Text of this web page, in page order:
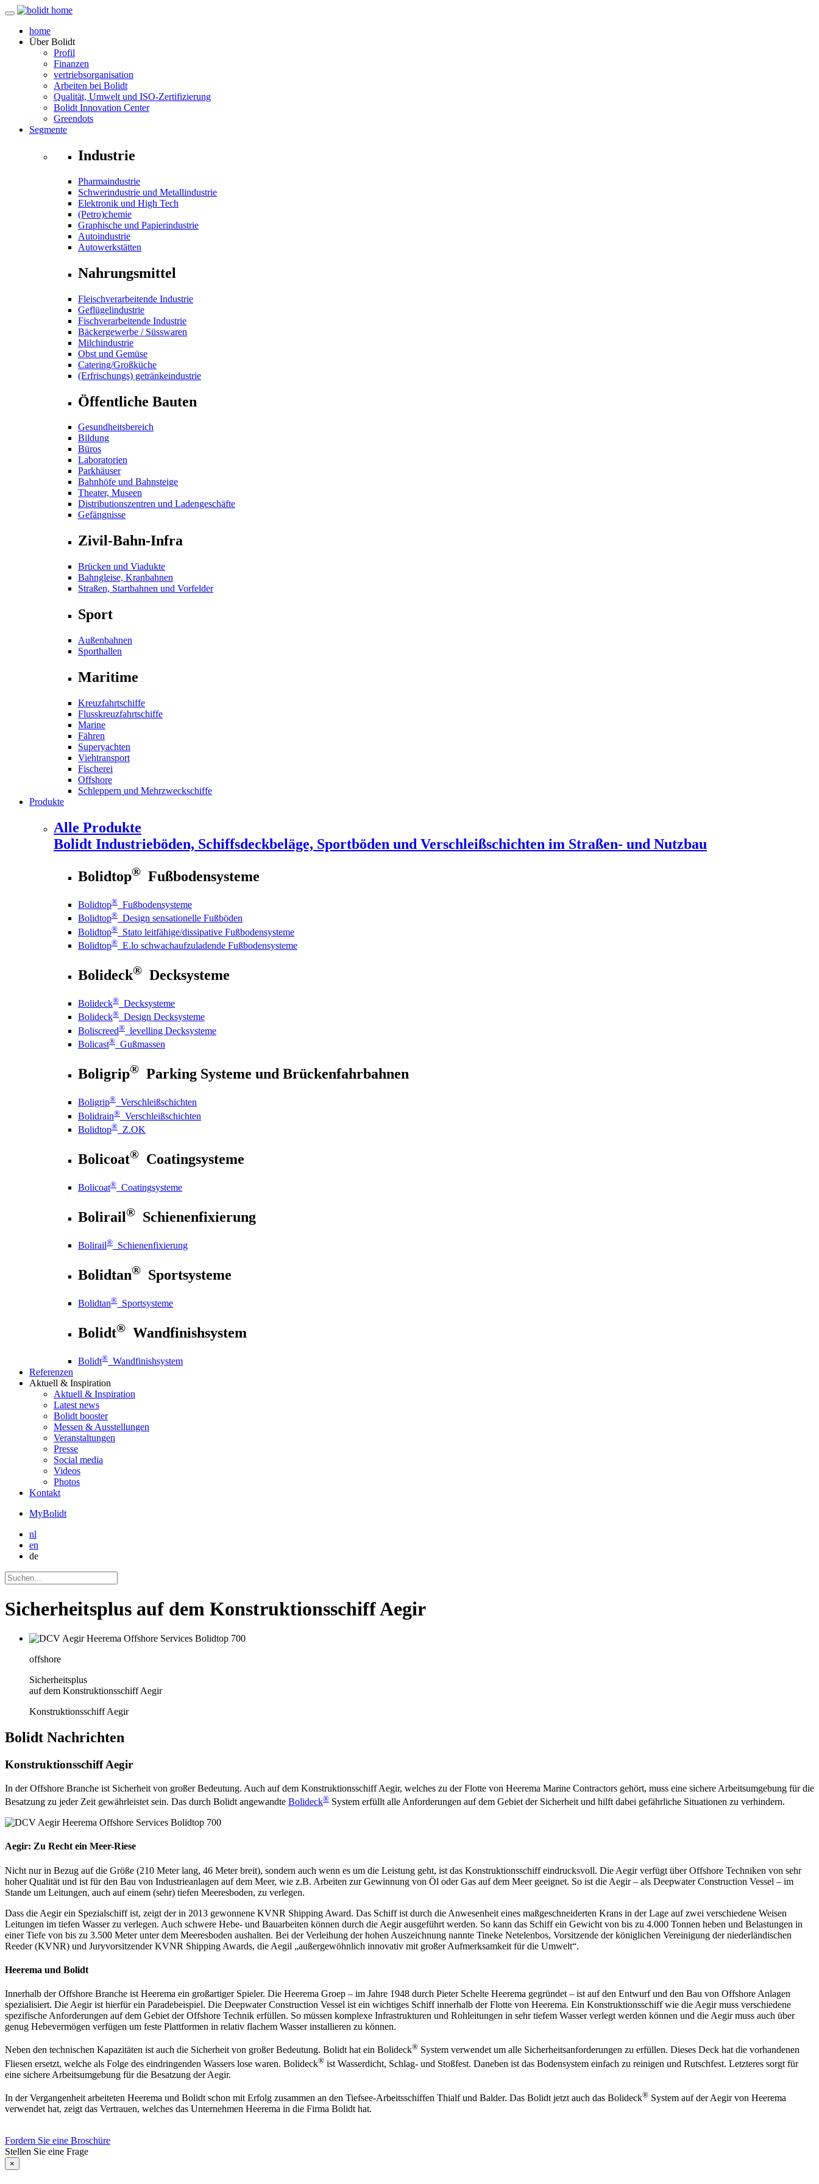
home
ÜberBolidt
Profil
Finanzen
vertriebsorganisation
Arbeiten bei Bolidt
Qualität, Umwelt und ISO-Zertifizierung
Bolidt Innovation Center
Greendots
Segmente
Industrie
Pharmaindustrie
Schwerindustrie und Metallindustrie
Elektronik und High Tech
(Petro)chemie
Graphische und Papierindustrie
Autoindustrie
Autowerkstätten
Nahrungsmittel
Fleischverarbeitende Industrie
Geflügelindustrie
Fischverarbeitende Industrie
Bäckergewerbe / Süsswaren
Milchindustrie
Obst und Gemüse
Catering/Großküche
(Erfrischungs) getränkeindustrie
Öffentliche Bauten
Gesundheitsbereich
Bildung
Büros
Laboratorien
Parkhäuser
Bahnhöfe und Bahnsteige
Theater, Museen
Distributionszentren und Ladengeschäfte
Gefängnisse
Zivil-Bahn-Infra
Brücken und Viadukte
Bahngleise, Kranbahnen
Straßen, Startbahnen und Vorfelder
Sport
Außenbahnen
Sporthallen
Maritime
Kreuzfahrtschiffe
Flusskreuzfahrtschiffe
Marine
Fähren
Superyachten
Viehtransport
Fischerei
Offshore
Schleppern und Mehrzweckschiffe
Produkte
Alle Produkte
Bolidt Industrieböden, Schiffsdeckbeläge, Sportböden und Verschleißschichten im Straßen- und Nutzbau
Bolidtop® Fußbodensysteme
Bolidtop® Fußbodensysteme
Bolidtop® Design sensationelle Fußböden
Bolidtop® Stato leitfähige/dissipative Fußbodensysteme
Bolidtop® E.lo schwachaufzuladende Fußbodensysteme
Bolideck® Decksysteme
Bolideck® Decksysteme
Bolideck® Design Decksysteme
Boliscreed® levelling Decksysteme
Bolicast® Gußmassen
Boligrip® Parking Systeme und Brückenfahrbahnen
Boligrip® Verschleißschichten
Bolidrain® Verschleißschichten
Bolidtop® Z.OK
Bolicoat® Coatingsysteme
Bolicoat® Coatingsysteme
Bolirail® Schienenfixierung
Bolirail® Schienenfixierung
Bolidtan® Sportsysteme
Bolidtan® Sportsysteme
Bolidt® Wandfinishsystem
Bolidt® Wandfinishsystem
Referenzen
Aktuell & Inspiration
Aktuell & Inspiration
Latest news
Bolidt booster
Messen & Ausstellungen
Veranstaltungen
Presse
Social media
Videos
Photos
Kontakt
MyBolidt
nl
en
de
Sicherheitsplus auf dem Konstruktionsschiff Aegir
offshore
Sicherheitsplus
auf dem Konstruktionsschiff Aegir
Konstruktionsschiff Aegir
Bolidt Nachrichten
Konstruktionsschiff Aegir
In der Offshore Branche ist Sicherheit von großer Bedeutung. Auch auf dem Konstruktionsschiff Aegir, welches zu der Flotte von Heerema Marine Contractors gehört, muss eine sichere Arbeitsumgebung für die
Besatzung zu jeder Zeit gewährleistet sein. Das durch Bolidt angewandte Bolideck® System erfüllt alle Anforderungen auf dem Gebiet der Sicherheit und hilft dabei gefährliche Situationen zu verhindern.
Aegir: Zu Recht ein Meer-Riese
Nicht nur in Bezug auf die Größe (210 Meter lang, 46 Meter breit), sondern auch wenn es um die Leistung geht, ist das Konstruktionsschiff eindrucksvoll. Die Aegir verfügt über Offshore Techniken von sehr
hoher Qualität und ist für den Bau von Industrieanlagen auf dem Meer, wie z.B. Arbeiten zur Gewinnung von Öl oder Gas auf dem Meer geeignet. So ist die Aegir – als Deepwater Construction Vessel – im
Stande um Leitungen, auch auf einem (sehr) tiefen Meeresboden, zu verlegen.
Dass die Aegir ein Spezialschiff ist, zeigt der in 2013 gewonnene KVNR Shipping Award. Das Schiff ist durch die Anwesenheit eines maßgeschneiderten Krans in der Lage auf zwei verschiedene Weisen
Leitungen im tiefen Wasser zu verlegen. Auch schwere Hebe- und Bauarbeiten können durch die Aegir ausgeführt werden. So kann das Schiff ein Gewicht von bis zu 4.000 Tonnen heben und Belastungen in
einer Tiefe von bis zu 3.500 Meter unter dem Meeresboden aushalten. Bei der Verleihung der hohen Auszeichnung nannte Tineke Netelenbos, Vorsitzende der königlichen Vereinigung der niederländischen
Reeder (KVNR) und Juryvorsitzender KVNR Shipping Awards, die Aegil „außergewöhnlich innovativ mit großer Aufmerksamkeit für die Umwelt“.
Heerema und Bolidt
Innerhalb der Offshore Branche ist Heerema ein großartiger Spieler. Die Heerema Groep – im Jahre 1948 durch Pieter Schelte Heerema gegründet – ist auf den Entwurf und den Bau von Offshore Anlagen
spezialisiert. Die Aegir ist hierfür ein Paradebeispiel. Die Deepwater Construction Vessel ist ein wichtiges Schiff innerhalb der Flotte von Heerema. Ein Konstruktionsschiff wie die Aegir muss verschiedene
spezifische Anforderungen auf dem Gebiet der Offshore Technik erfüllen. So müssen komplexe Infrastrukturen und Rohleitungen in sehr tiefem Wasser verlegt werden können und die Aegir muss auch über
genug Hebevermögen verfügen um feste Plattformen in relativ flachem Wasser installieren zu können.
Neben den technischen Kapazitäten ist auch die Sicherheit von großer Bedeutung. Bolidt hat ein Bolideck® System verwendet um alle Sicherheitsanforderungen zu erfüllen. Dieses Deck hat die vorhandenen
Fliesen ersetzt, welche als Folge des eindringenden Wassers lose waren. Bolideck® ist Wasserdicht, Schlag- und Stoßfest. Daneben ist das Bodensystem einfach zu reinigen und Rutschfest. Letzteres sorgt für
eine sichere Arbeitsumgebung für die Besatzung der Aegir.
In der Vergangenheit arbeiteten Heerema und Bolidt schon mit Erfolg zusammen an den Tiefsee-Arbeitsschiffen Thialf und Balder. Das Bolidt jetzt auch das Bolideck® System auf der Aegir von Heerema
verwendet hat, zeigt das Vertrauen, welches das Unternehmen Heerema in die Firma Bolidt hat.
Fordern Sie eine Broschüre
Stellen Sie eine Frage
×